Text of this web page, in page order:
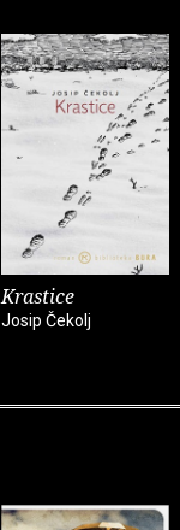
Krastice
Josip Čekolj